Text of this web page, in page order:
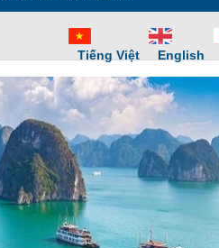
Tiếng Việt English